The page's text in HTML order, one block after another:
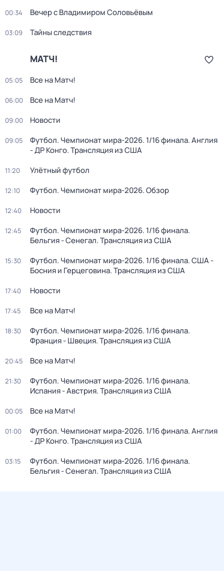
00:34 Вечер с Владимиром Соловьёвым
03:09 Тайны следствия
МАТЧ!
05:05 Все на Матч!
06:00 Все на Матч!
09:00 Новости
09:05
Футбол. Чемпионат мира-2026. 1/16 финала. Англия
- ДР Конго. Трансляция из США
11:20 Улётный футбол
12:10 Футбол. Чемпионат мира-2026. Обзор
12:40 Новости
12:45
Футбол. Чемпионат мира-2026. 1/16 финала.
Бельгия - Сенегал. Трансляция из США
15:30
Футбол. Чемпионат мира-2026. 1/16 финала. США -
Босния и Герцеговина. Трансляция из США
17:40 Новости
17:45 Все на Матч!
18:30
Футбол. Чемпионат мира-2026. 1/16 финала.
Франция - Швеция. Трансляция из США
20:45 Все на Матч!
21:30
Футбол. Чемпионат мира-2026. 1/16 финала.
Испания - Австрия. Трансляция из США
00:05 Все на Матч!
01:00
Футбол. Чемпионат мира-2026. 1/16 финала. Англия
- ДР Конго. Трансляция из США
03:15
Футбол. Чемпионат мира-2026. 1/16 финала.
Бельгия - Сенегал. Трансляция из США